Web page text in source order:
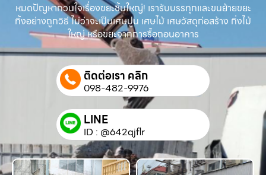
หมดปัญหากวนใจเรื่องขยะชิ้นใหญ่! เรารับบรรทุกและขนย้ายขยะ
ทิ้งอย่างถูกวิธี ไม่ว่าจะเป็นเศษปูน เศษไม้ เศษวัสดุก่อสร้าง กิ่งไม้
ใหญ่ หรือขยะจากการรื้อถอนอาคาร
ติดต่อเรา คลิก
098-482-9976
LINE
ID : @642qjflr